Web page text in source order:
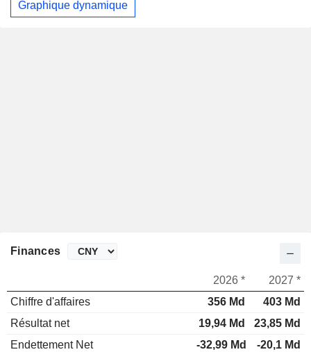
Graphique dynamique
Finances
2026 *
2027 *
Chiffre d'affaires
356 Md
403 Md
Résultat net
19,94 Md
23,85 Md
Endettement Net
-32,99 Md -20,1 Md